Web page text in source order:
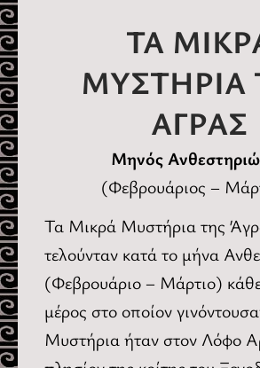
ΤΑ
ΜΥΣΤΗΡΙΑ
ΑΓΡΑΣ
Μηνός
(Φεβρουάριος –
Τα Μικρά Μυστήρια της
τελούνταν κατά το μήνα
(Φεβρουάριο – Μάρτιο)
μέρος στο οποίον
Μυστήρια ήταν στον Λόφο